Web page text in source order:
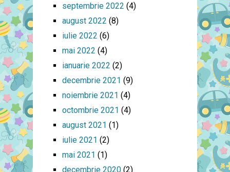
septembrie 2022 (4)
august 2022 (8)
iulie 2022 (6)
mai 2022 (4)
ianuarie 2022 (2)
decembrie 2021 (9)
noiembrie 2021 (4)
octombrie 2021 (4)
august 2021 (1)
iulie 2021 (2)
mai 2021 (1)
decembrie 2020(2)